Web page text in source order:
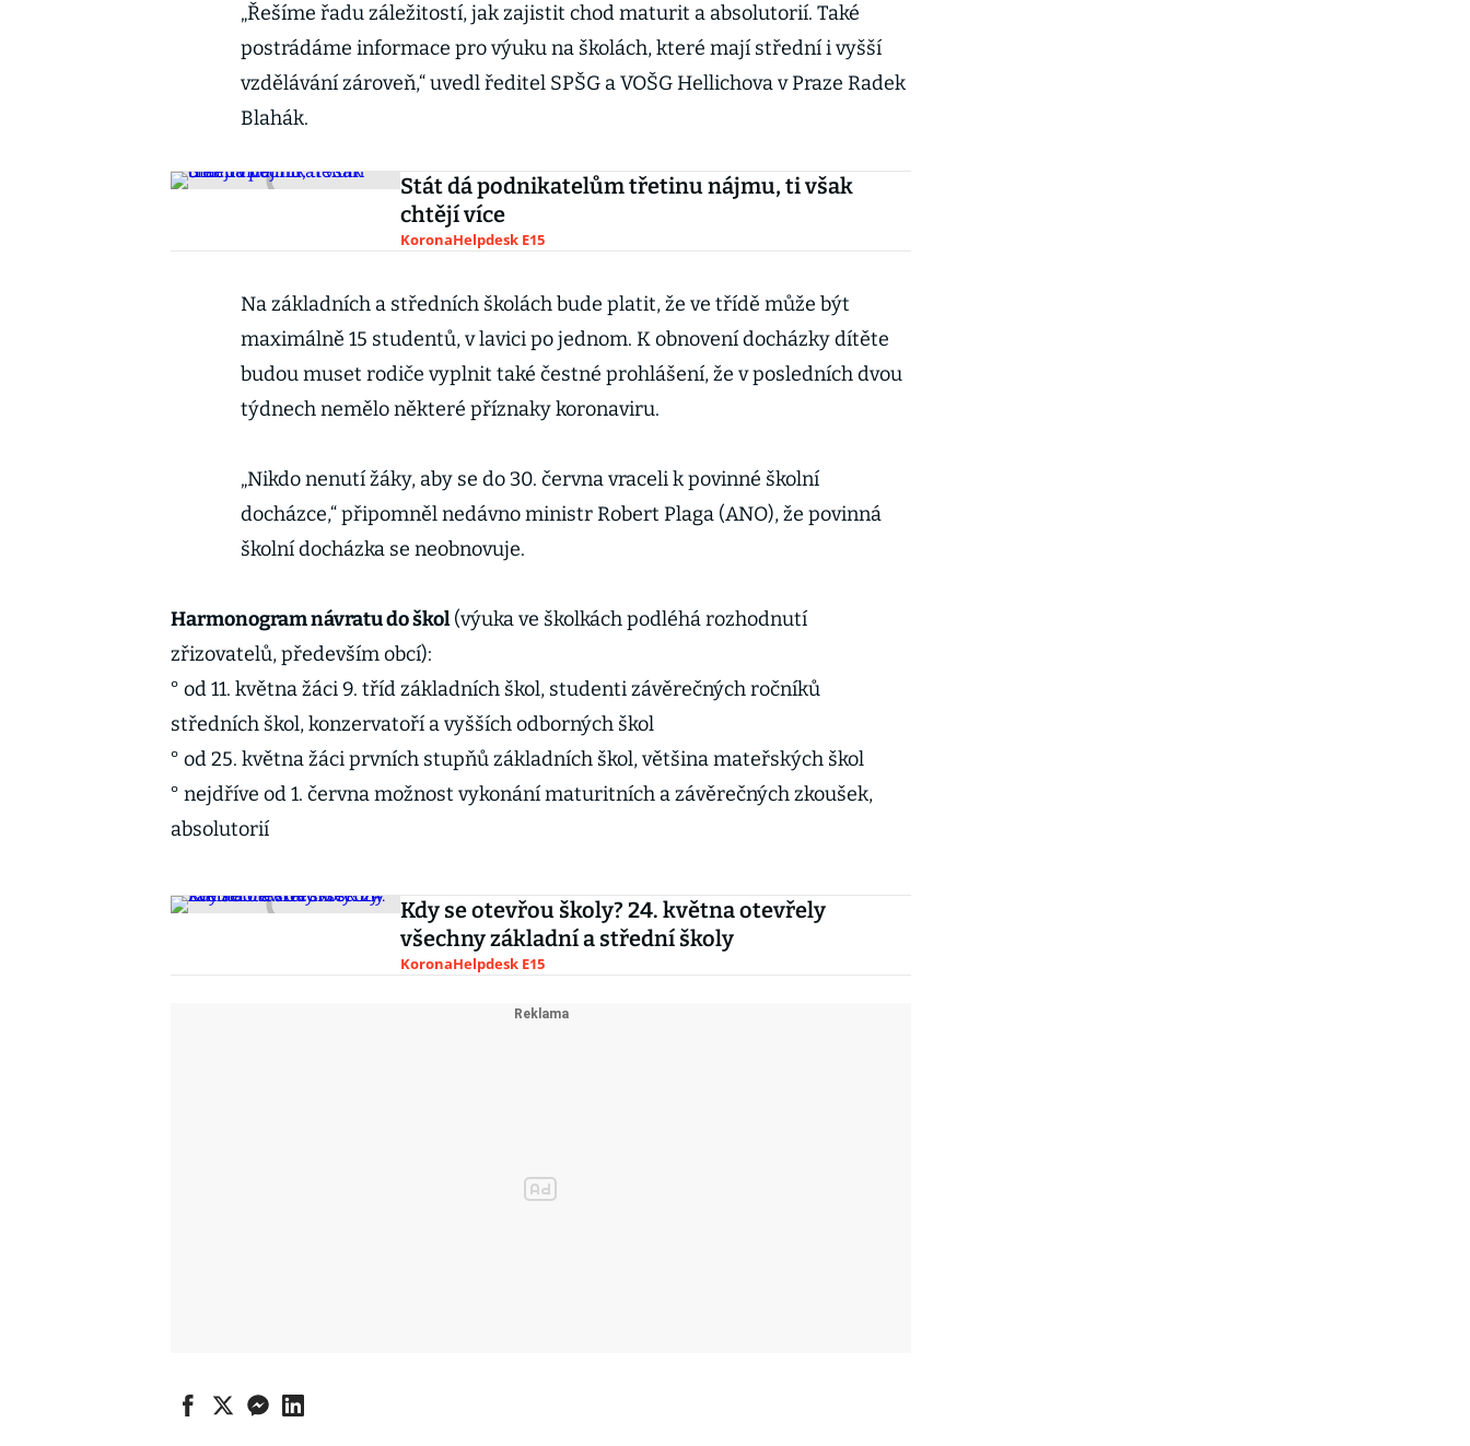
„Řešíme řadu záležitostí, jak zajistit chod maturit a absolutorií. Také
postrádáme informace pro výuku na školách, které mají střední i vyšší
vzdělávání zároveň,“ uvedl ředitel SPŠG a VOŠG Hellichova v Praze Radek
Blahák.
Stát dá podnikatelům třetinu nájmu, ti však
chtějí více
KoronaHelpdesk E15
Na základních a středních školách bude platit, že ve třídě může být
maximálně 15 studentů, v lavici po jednom. K obnovení docházky dítěte
budou muset rodiče vyplnit také čestné prohlášení, že v posledních dvou
týdnech nemělo některé příznaky koronaviru.
„Nikdo nenutí žáky, aby se do 30. června vraceli k povinné školní
docházce,“ připomněl nedávno ministr Robert Plaga (ANO), že povinná
školní docházka se neobnovuje.
Harmonogram návratu do škol(výuka ve školkách podléhá rozhodnutí
zřizovatelů, především obcí):
° od 11. května žáci 9. tříd základních škol, studenti závěrečných ročníků
středních škol, konzervatoří a vyšších odborných škol
° od 25. května žáci prvních stupňů základních škol, většina mateřských škol
° nejdříve od 1. června možnost vykonání maturitních a závěrečných zkoušek,
absolutorií
Kdy se otevřou školy? 24. května otevřely
všechny základní a střední školy
KoronaHelpdesk E15